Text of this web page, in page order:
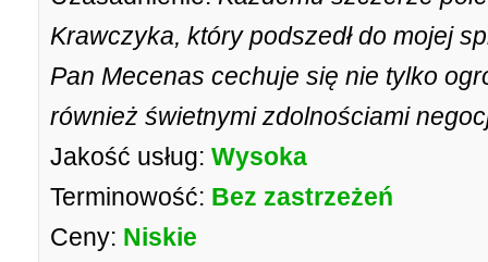
Krawczyka, który podszedł do mojej
Pan Mecenas cechuje się nie tylko
również świetnymi zdolnościami
Jakość usług: Wysoka
Terminowość: Bez zastrzeżeń
Ceny: Niskie